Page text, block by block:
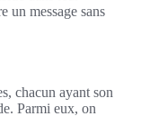
un message sans
chacun ayant son
Parmi eux, on